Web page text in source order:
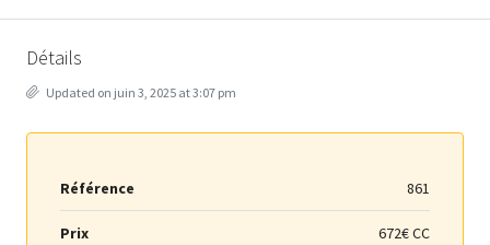
Détails
Updated on juin 3, 2025 at 3:07 pm
Référence 861
Prix 672€ CC